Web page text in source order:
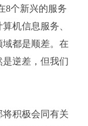
8个新兴的服务
机信息服务、
都是顺差。在
逆差，但我们
积极会同有关